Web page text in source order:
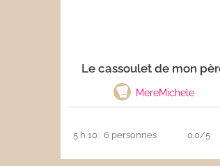
Le cassoulet de mon
MereMichele
5 h 10 6 personnes 0.0/5